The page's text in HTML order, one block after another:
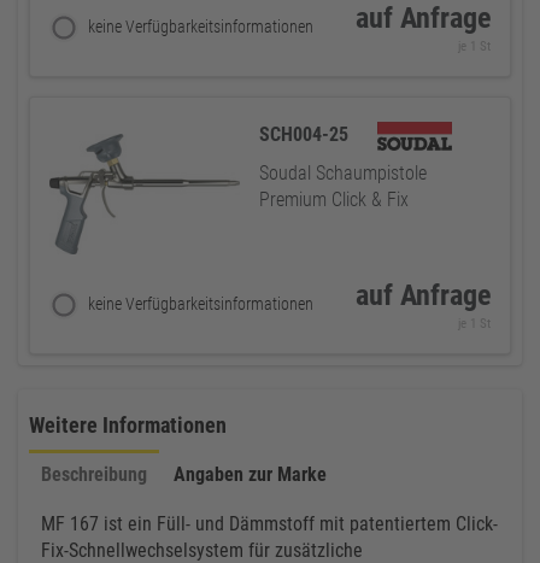
keine Verfügbarkeitsinformationen auf Anfrage
je 1 St
SCH004-25
Soudal Schaumpistole
Premium Click & Fix
keine Verfügbarkeitsinformationen auf Anfrage
je 1 St
Weitere Informationen
Beschreibung Angaben zur Marke
MF 167 ist ein Füll- und Dämmstoff mit patentiertem Click-
Fix-Schnellwechselsystem für zusätzliche